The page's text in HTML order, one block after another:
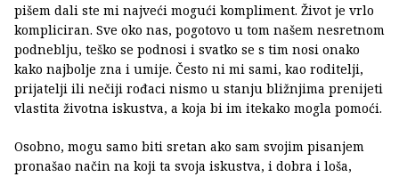
pišem dali ste mi najveći mogući kompliment. Život je vrlo
kompliciran. Sve oko nas, pogotovo u tom našem nesretnom
podneblju, teško se podnosi i svatko se s tim nosi onako
kako najbolje zna i umije. Često ni mi sami, kao roditelji,
prijatelji ili nečiji rođaci nismo u stanju bližnjima prenijeti
vlastita životna iskustva, a koja bi im itekako mogla pomoći.
Osobno, mogu samo biti sretan ako sam svojim pisanjem
pronašao način na koji ta svoja iskustva, i dobra i loša,